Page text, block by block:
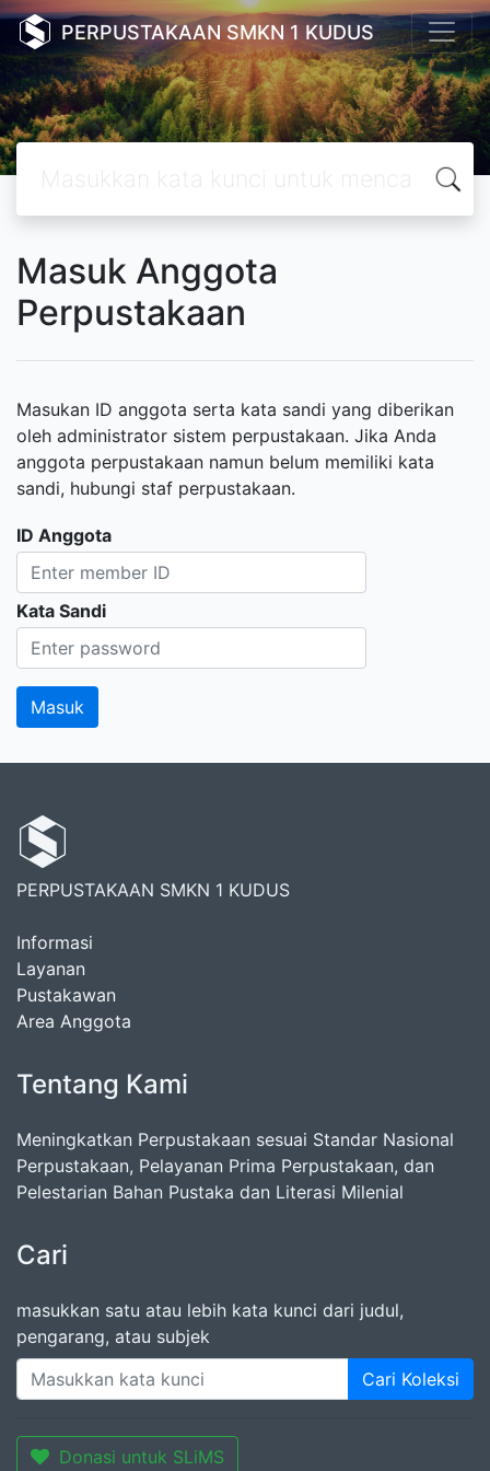
PERPUSTAKAAN SMKN 1 KUDUS
Masuk Anggota
Perpustakaan
Masukan ID anggota serta kata sandi yang diberikan
oleh administrator sistem perpustakaan. Jika Anda
anggota perpustakaan namun belum memiliki kata
sandi, hubungi staf perpustakaan.
ID Anggota
Kata Sandi
PERPUSTAKAAN SMKN 1 KUDUS
Informasi
Layanan
Pustakawan
Area Anggota
Tentang Kami
Meningkatkan Perpustakaan sesuai Standar Nasional
Perpustakaan, Pelayanan Prima Perpustakaan, dan
Pelestarian Bahan Pustaka dan Literasi Milenial
Cari
masukkan satu atau lebih kata kunci dari judul,
pengarang, atau subjek
Cari Koleksi
Donasi untuk SLiMS